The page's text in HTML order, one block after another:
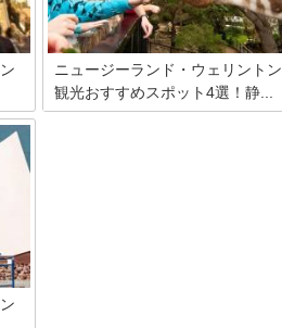
。
ン
ニュージーランド・ウェリントン
観光おすすめスポット4選！静...